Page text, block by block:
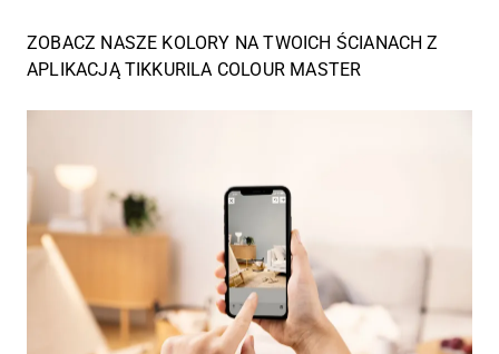
ZOBACZ NASZE KOLORY NA TWOICH ŚCIANACH Z
APLIKACJĄ TIKKURILA COLOUR MASTER